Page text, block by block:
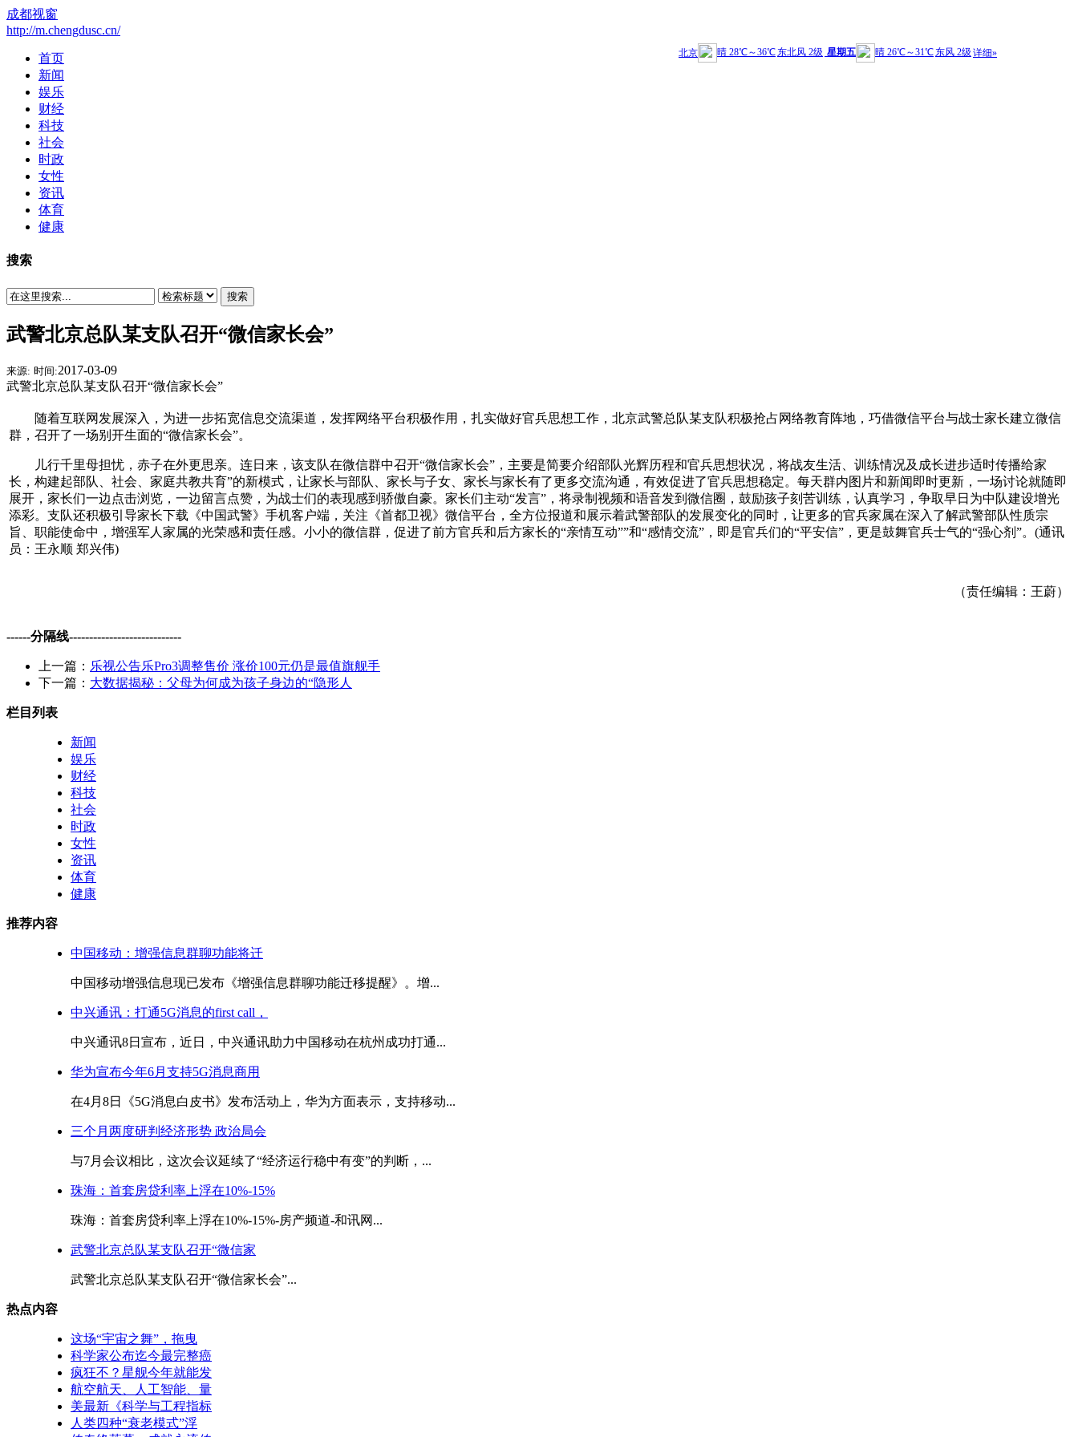
成都视窗
http://m.chengdusc.cn/
首页
新闻
娱乐
财经
科技
社会
时政
女性
资讯
体育
健康
搜索
搜索
武警北京总队某支队召开“微信家长会”
来源: 时间:2017-03-09
武警北京总队某支队召开“微信家长会”
随着互联网发展深入，为进一步拓宽信息交流渠道，发挥网络平台积极作用，扎实做好官兵思想工作，北京武警总队某支队积极抢占网络教育阵地，巧借微信平台与战士家长建立微信
群，召开了一场别开生面的“微信家长会”。
儿行千里母担忧，赤子在外更思亲。连日来，该支队在微信群中召开“微信家长会”，主要是简要介绍部队光辉历程和官兵思想状况，将战友生活、训练情况及成长进步适时传播给家
长，构建起部队、社会、家庭共教共育”的新模式，让家长与部队、家长与子女、家长与家长有了更多交流沟通，有效促进了官兵思想稳定。每天群内图片和新闻即时更新，一场讨论就随即
展开，家长们一边点击浏览，一边留言点赞，为战士们的表现感到骄傲自豪。家长们主动“发言”，将录制视频和语音发到微信圈，鼓励孩子刻苦训练，认真学习，争取早日为中队建设增光
添彩。支队还积极引导家长下载《中国武警》手机客户端，关注《首都卫视》微信平台，全方位报道和展示着武警部队的发展变化的同时，让更多的官兵家属在深入了解武警部队性质宗
旨、职能使命中，增强军人家属的光荣感和责任感。小小的微信群，促进了前方官兵和后方家长的“亲情互动””和“感情交流”，即是官兵们的“平安信”，更是鼓舞官兵士气的“强心剂”。(通讯
员：王永顺 郑兴伟)
（责任编辑：王蔚）
------分隔线----------------------------
上一篇： 乐视公告乐Pro3调整售价 涨价100元仍是最值旗舰手
下一篇： 大数据揭秘：父母为何成为孩子身边的“隐形人
栏目列表
新闻
娱乐
财经
科技
社会
时政
女性
资讯
体育
健康
推荐内容
中国移动：增强信息群聊功能将迁
中国移动增强信息现已发布《增强信息群聊功能迁移提醒》。增...
中兴通讯：打通5G消息的first call，
中兴通讯8日宣布，近日，中兴通讯助力中国移动在杭州成功打通...
华为宣布今年6月支持5G消息商用
在4月8日《5G消息白皮书》发布活动上，华为方面表示，支持移动...
三个月两度研判经济形势 政治局会
与7月会议相比，这次会议延续了“经济运行稳中有变”的判断，...
珠海：首套房贷利率上浮在10%-15%
珠海：首套房贷利率上浮在10%-15%-房产频道-和讯网...
武警北京总队某支队召开“微信家
武警北京总队某支队召开“微信家长会”...
热点内容
这场“宇宙之舞”，拖曳
科学家公布迄今最完整癌
疯狂不？星舰今年就能发
航空航天、人工智能、量
美最新《科学与工程指标
人类四种“衰老模式”浮